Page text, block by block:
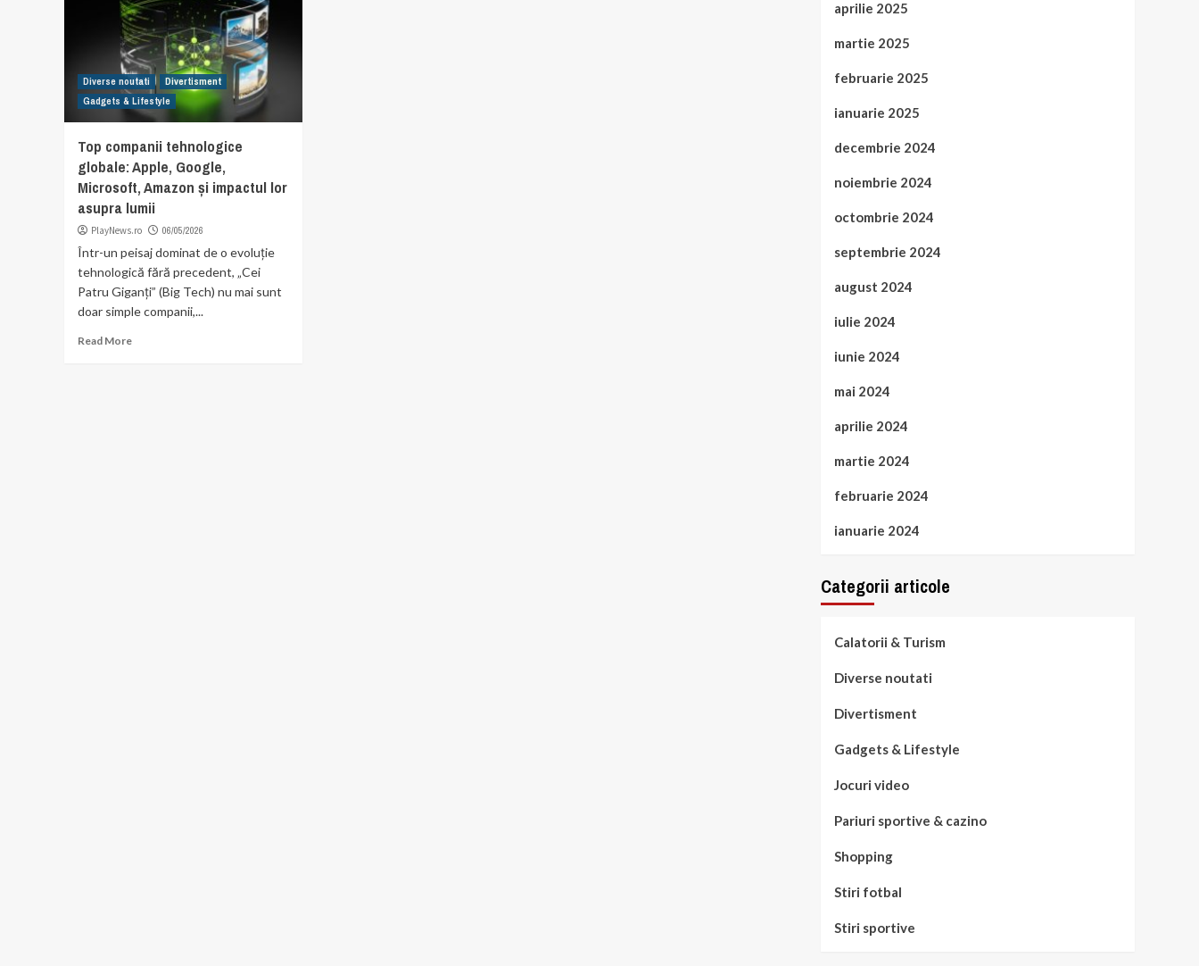
Diverse noutati
Divertisment
Gadgets & Lifestyle
Top companii tehnologice
globale: Apple, Google,
Microsoft, Amazon și impactul lor
asupra lumii
PlayNews.ro 06/05/2026
Într-un peisaj dominat de o evoluție
tehnologică fără precedent, „Cei
Patru Giganți” (Big Tech) nu mai sunt
doar simple companii,...
Read More
aprilie 2025
martie 2025
februarie 2025
ianuarie 2025
decembrie 2024
noiembrie 2024
octombrie 2024
septembrie 2024
august 2024
iulie 2024
iunie 2024
mai 2024
aprilie 2024
martie 2024
februarie 2024
ianuarie 2024
Categorii articole
Calatorii & Turism
Diverse noutati
Divertisment
Gadgets & Lifestyle
Jocuri video
Pariuri sportive & cazino
Shopping
Stiri fotbal
Stiri sportive